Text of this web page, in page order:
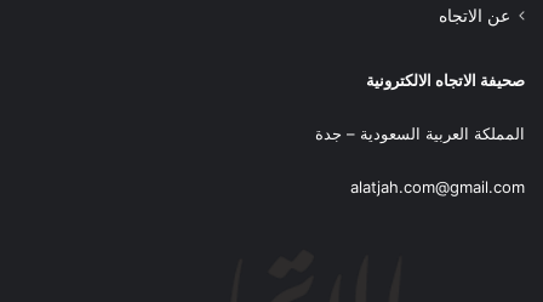
عن الاتجاه
صحيفة الاتجاه الالكترونية
المملكة العربية السعودية – جدة
alatjah.com@gmail.com